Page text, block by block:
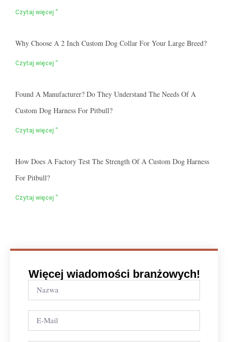
Czytaj więcej "
Why Choose A 2 Inch Custom Dog Collar For Your Large Breed?
Czytaj więcej "
Found A Manufacturer? Do They Understand The Needs Of A
Custom Dog Harness For Pitbull?
Czytaj więcej "
How Does A Factory Test The Strength Of A Custom Dog Harness
For Pitbull?
Czytaj więcej "
Więcej wiadomości branżowych!